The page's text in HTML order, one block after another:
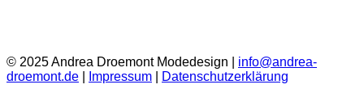
© 2025 Andrea Droemont Modedesign | info@andrea-
droemont.de
Impressum Datenschutzerklärung